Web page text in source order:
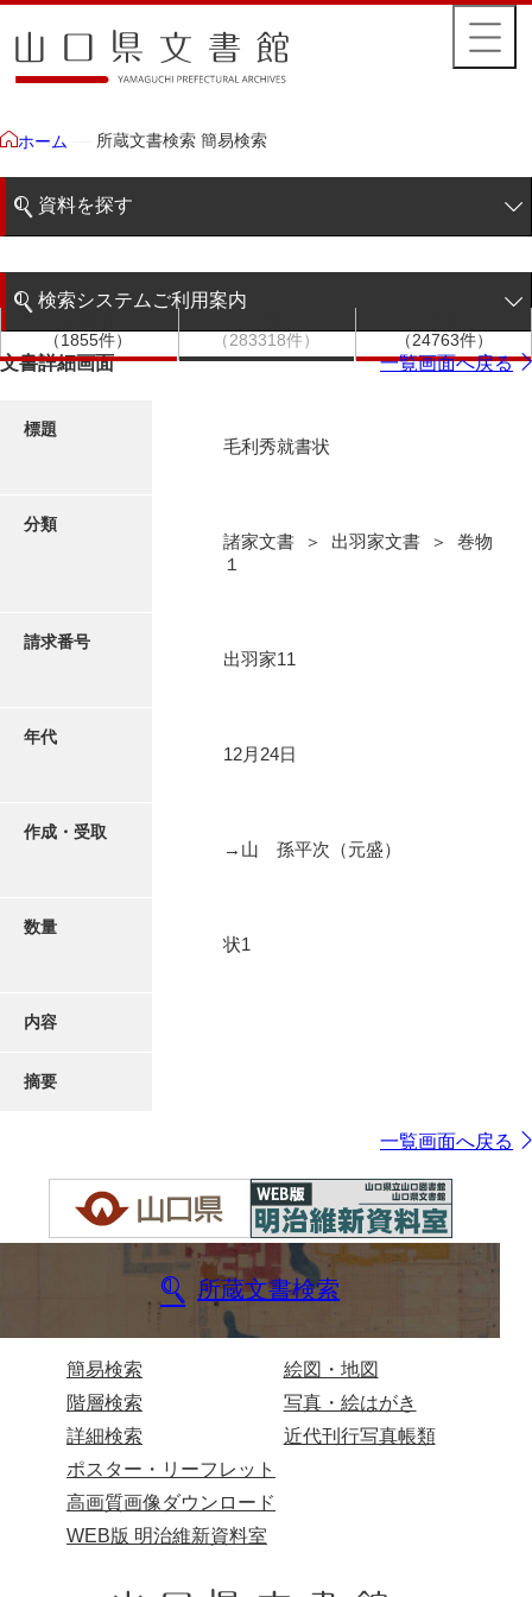
ホーム 所蔵文書検索 簡易検索
資料を探す
階層検索
写真・絵はがき
検索システムご利用案内
検索システムの利用について
（1855件）
（283318件）
（24763件）
文書詳細画面 一覧画面へ戻る
標題
毛利秀就書状
分類
諸家文書 ＞ 出羽家文書 ＞ 巻物
１
請求番号
出羽家11
年代
12月24日
作成・受取
→山 孫平次（元盛）
数量
状1
内容
摘要
一覧画面へ戻る
所蔵文書検索
簡易検索
階層検索
詳細検索
絵図・地図
写真・絵はがき
近代刊行写真帳類
ポスター・リーフレット
高画質画像ダウンロード
WEB版 明治維新資料室